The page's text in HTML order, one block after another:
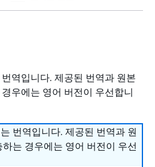
역입니다. 제공된 번역과 원본
우에는 영어 버전이 우선합니
번역입니다. 제공된 번역과 원
는 경우에는 영어 버전이 우선